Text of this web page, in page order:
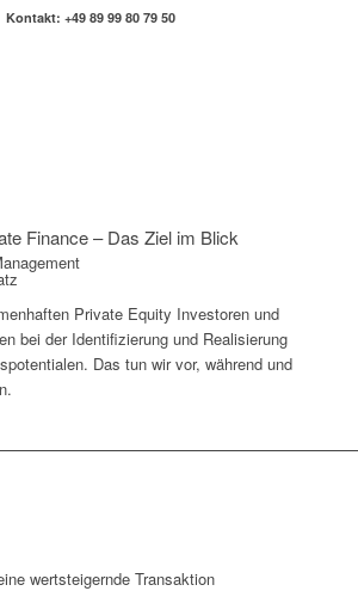
Kontakt: +49 89 99 80 79 50
Finance – Das Ziel im Blick
Private Equity Investoren und
bei der Identifizierung und Realisierung
Das tun wir vor, während und
wertsteigernde Transaktion